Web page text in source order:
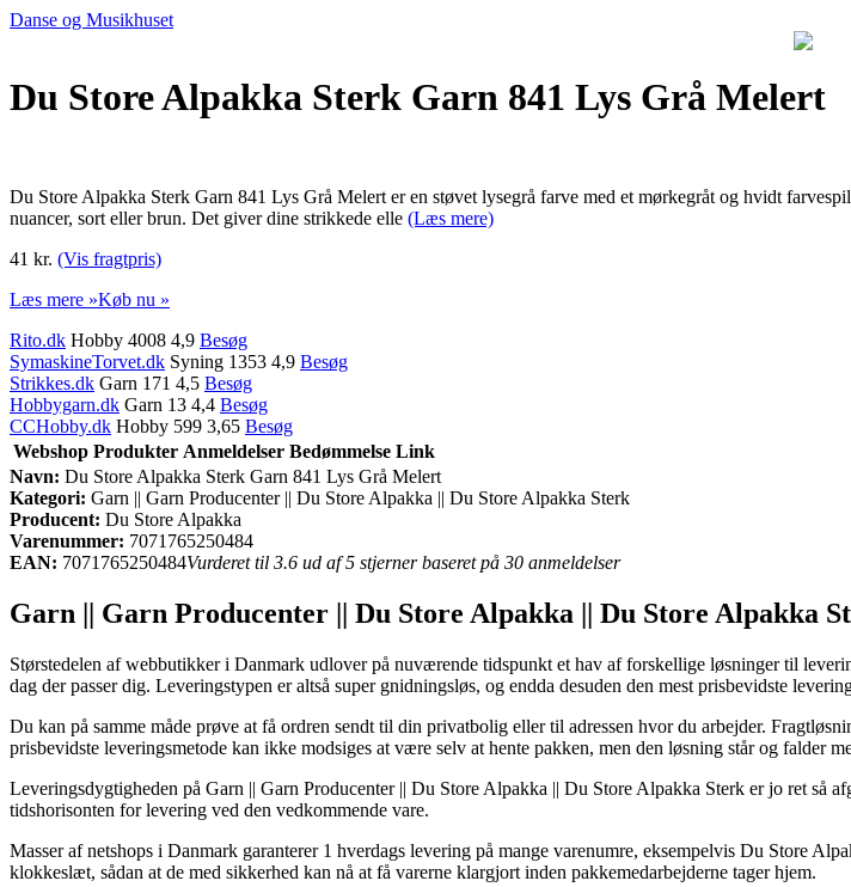
Danse og Musikhuset
Du Store Alpakka Sterk Garn 841 Lys Grå Melert
Du Store Alpakka Sterk Garn 841 Lys Grå Melert er en støvet lysegrå farve med et mørkegråt og hvidt
nuancer, sort eller brun. Det giver dine strikkede elle (Læs mere)
41 kr. (Vis fragtpris)
Læs mere »Køb nu »
Rito.dk Hobby 4008 4,9 Besøg
SymaskineTorvet.dk Syning 1353 4,9 Besøg
Strikkes.dk Garn 171 4,5 Besøg
Hobbygarn.dk Garn 13 4,4 Besøg
CCHobby.dk Hobby 599 3,65 Besøg
Webshop Produkter Anmeldelser Bedømmelse Link
Navn: Du Store Alpakka Sterk Garn 841 Lys Grå Melert
Kategori: Garn || Garn Producenter || Du Store Alpakka || Du Store Alpakka Sterk
Producent: Du Store Alpakka
Varenummer: 7071765250484
EAN: 7071765250484Vurderet til 3.6 ud af 5 stjerner baseret på 30 anmeldelser
Garn || Garn Producenter || Du Store Alpakka || Du Store Alpakka
Størstedelen af webbutikker i Danmark udlover på nuværende tidspunkt et hav af forskellige løsninger til
dag der passer dig. Leveringstypen er altså super gnidningsløs, og endda desuden den mest prisbevidste
Du kan på samme måde prøve at få ordren sendt til din privatbolig eller til adressen hvor du arbejder.
prisbevidste leveringsmetode kan ikke modsiges at være selv at hente pakken, men den løsning står og falder
Leveringsdygtigheden på Garn || Garn Producenter || Du Store Alpakka || Du Store Alpakka Sterk er jo ret så
tidshorisonten for levering ved den vedkommende vare.
Masser af netshops i Danmark garanterer 1 hverdags levering på mange varenumre, eksempelvis Du Store
klokkeslæt, sådan at de med sikkerhed kan nå at få varerne klargjort inden pakkemedarbejderne tager hjem.